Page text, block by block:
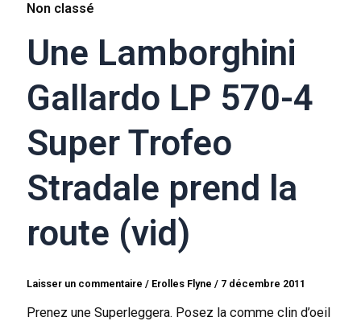
Non classé
Une Lamborghini
Gallardo LP 570-4
Super Trofeo
Stradale prend la
route (vid)
Laisser un commentaire / Erolles Flyne/ 7 décembre 2011
Prenez une Superleggera. Posez la comme clin d’oeil